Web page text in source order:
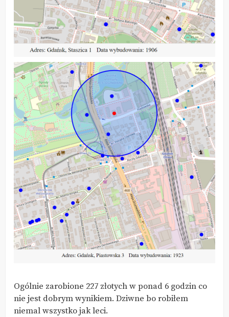
Ogólnie zarobione 227 złotych w ponad 6 godzin co
nie jest dobrym wynikiem. Dziwne bo robiłem
niemal wszystko jak leci.